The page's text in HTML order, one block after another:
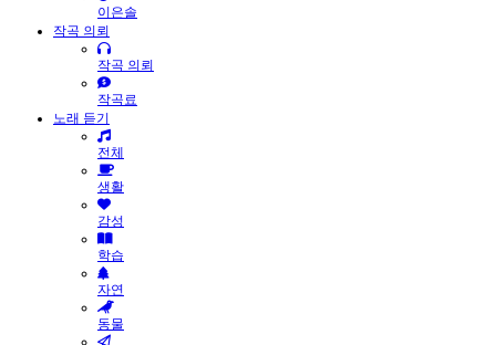
이은솔
작곡 의뢰
작곡 의뢰
작곡료
노래 듣기
전체
생활
감성
학습
자연
동물